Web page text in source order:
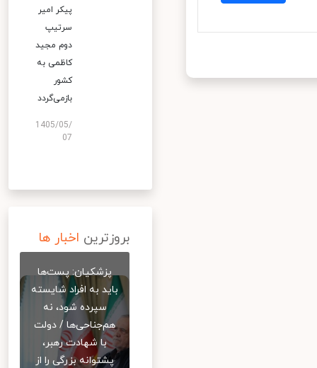
پیکر امیر
سرتیپ
دوم مجید
کاظمی به
کشور
بازمی‌گردد
1405/05/
07
بروزترین اخبار ها
پزشکیان: پست‌ها
باید به افراد شایسته
سپرده شود، نه
هم‌جناحی‌ها / دولت
با شهادت رهبر،
پشتوانه بزرگی را از